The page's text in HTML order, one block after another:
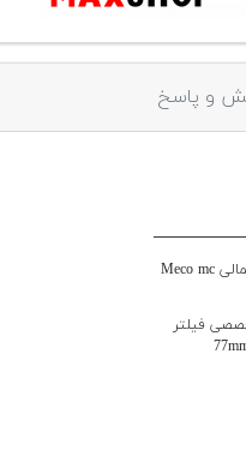
و پاسخ
معرفی، نقد و بررسی اجمالی Meco mc
فیلتر